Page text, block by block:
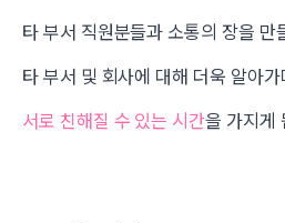
타 부서 직원분들과 소통의 장을 만
타 부서 및 회사에 대해 더욱 알아가
서로 친해질 수 있는 시간을 가지게